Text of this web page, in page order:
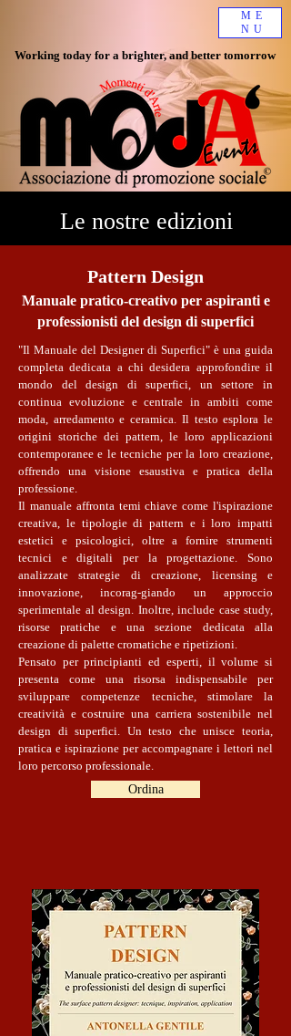
ME
NU
Working today for a brighter, and better tomorrow
Le nostre edizioni
Pattern Design
​Manuale pratico-creativo per aspiranti e
professionisti del design di superfici
"Il Manuale del Designer di Superfici" è una guida
completa dedicata a chi desidera approfondire il
mondo del design di superfici, un settore in
continua evoluzione e centrale in ambiti come
moda, arredamento e ceramica. Il testo esplora le
origini storiche dei pattern, le loro applicazioni
contemporanee e le tecniche per la loro creazione,
offrendo una visione esaustiva e pratica della
professione.
Il manuale affronta temi chiave come l'ispirazione
creativa, le tipologie di pattern e i loro impatti
estetici e psicologici, oltre a fornire strumenti
tecnici e digitali per la progettazione. Sono
analizzate strategie di creazione, licensing e
innovazione, incorag-giando un approccio
sperimentale al design. Inoltre, include case study,
risorse pratiche e una sezione dedicata alla
creazione di palette cromatiche e ripetizioni.
Pensato per principianti ed esperti, il volume si
presenta come una risorsa indispensabile per
sviluppare competenze tecniche, stimolare la
creatività e costruire una carriera sostenibile nel
design di superfici. Un testo che unisce teoria,
pratica e ispirazione per accompagnare i lettori nel
loro percorso professionale.
Ordina